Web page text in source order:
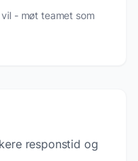
- møt teamet som
responstid og